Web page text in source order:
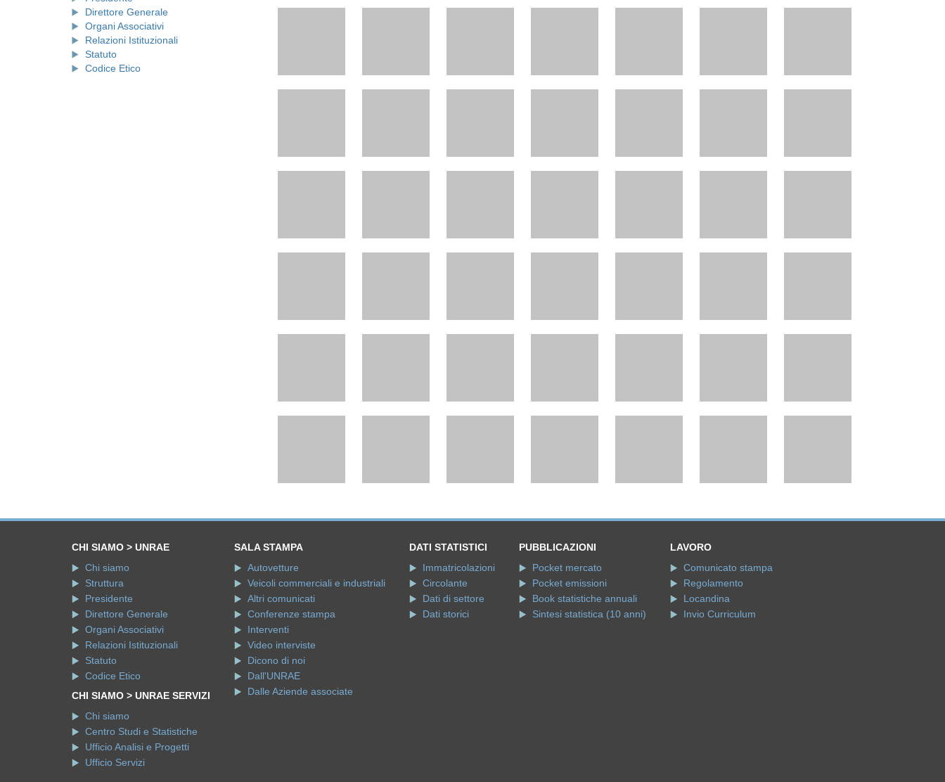
Direttore Generale
Organi Associativi
Relazioni Istituzionali
Statuto
Codice Etico
CHI SIAMO > UNRAE
Chi siamo
Struttura
Presidente
Direttore Generale
Organi Associativi
Relazioni Istituzionali
Statuto
Codice Etico
SALA STAMPA
Autovetture
Veicoli commerciali e industriali
Altri comunicati
Conferenze stampa